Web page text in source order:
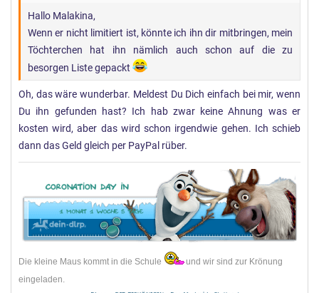
Hallo Malakina,
Wenn er nicht limitiert ist, könnte ich ihn dir mitbringen, mein
Töchterchen hat ihn nämlich auch schon auf die zu
besorgen Liste gepackt
Oh, das wäre wunderbar. Meldest Du Dich einfach bei mir, wenn
Du ihn gefunden hast? Ich hab zwar keine Ahnung was er
kosten wird, aber das wird schon irgendwie gehen. Ich schieb
dann das Geld gleich per PayPal rüber.
Die kleine Maus kommt in die Schule
und wir sind zur Krönung
eingeladen.